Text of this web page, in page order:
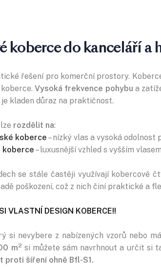
koberce do kanceláří a
řešení pro komerční prostory.
Vysoká frekvence pohybu a
kladen důraz na praktičnost.
rozdělit na:
koberce – nízký vlas a vysoká
koberce – luxusnější vzhled s vyšším
se stále častěji využívají kobercové
poškození, což z nich činí praktické a
VLASTNÍ DESIGN KOBERCE!!
si nevybere z nabízených vzorů nebo
m2 si můžete sám navrhnout a určit si
proti šíření ohně Bfl-S1.